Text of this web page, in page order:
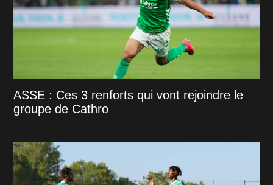
ASSE : Ces 3 renforts qui vont rejoindre le
groupe de Cathro